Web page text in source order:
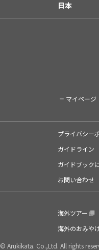
日本
マイページ
プライバシー
ガイドライン
ガイドブック
お問い合わせ
海外ツアー
海外のおみや
© Arukikata. Co.,Ltd. All rights